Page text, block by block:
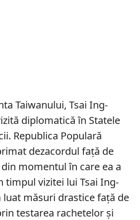
Taiwanului, Tsai Ing-
diplomatică în Statele
Republica Populară
dezacordul față de
momentul în care ea a
timpul vizitei lui Tsai Ing-
luat măsuri drastice față de
testarea rachetelor și